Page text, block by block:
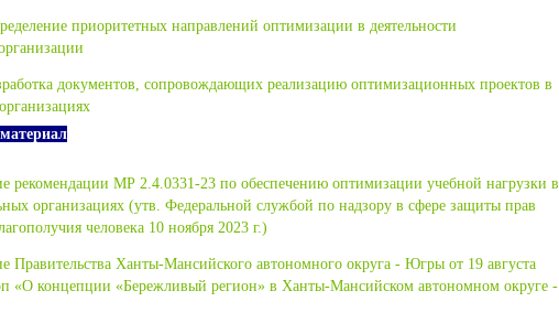
приоритетных направлений оптимизации в деятельности
документов, сопровождающих реализацию оптимизационных проектов в
рекомендации МР 2.4.0331-23 по обеспечению оптимизации учебной нагрузки в
организациях (утв. Федеральной службой по надзору в сфере защиты прав
человека 10 ноября 2023 г.)
Правительства Ханты-Мансийского автономного округа - Югры от 19 августа
«О концепции «Бережливый регион» в Ханты-Мансийском автономном округе -